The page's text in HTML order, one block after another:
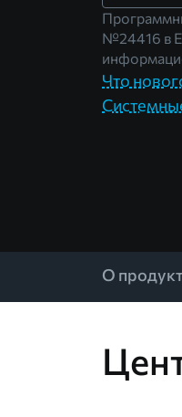
№24416 в
Что
О